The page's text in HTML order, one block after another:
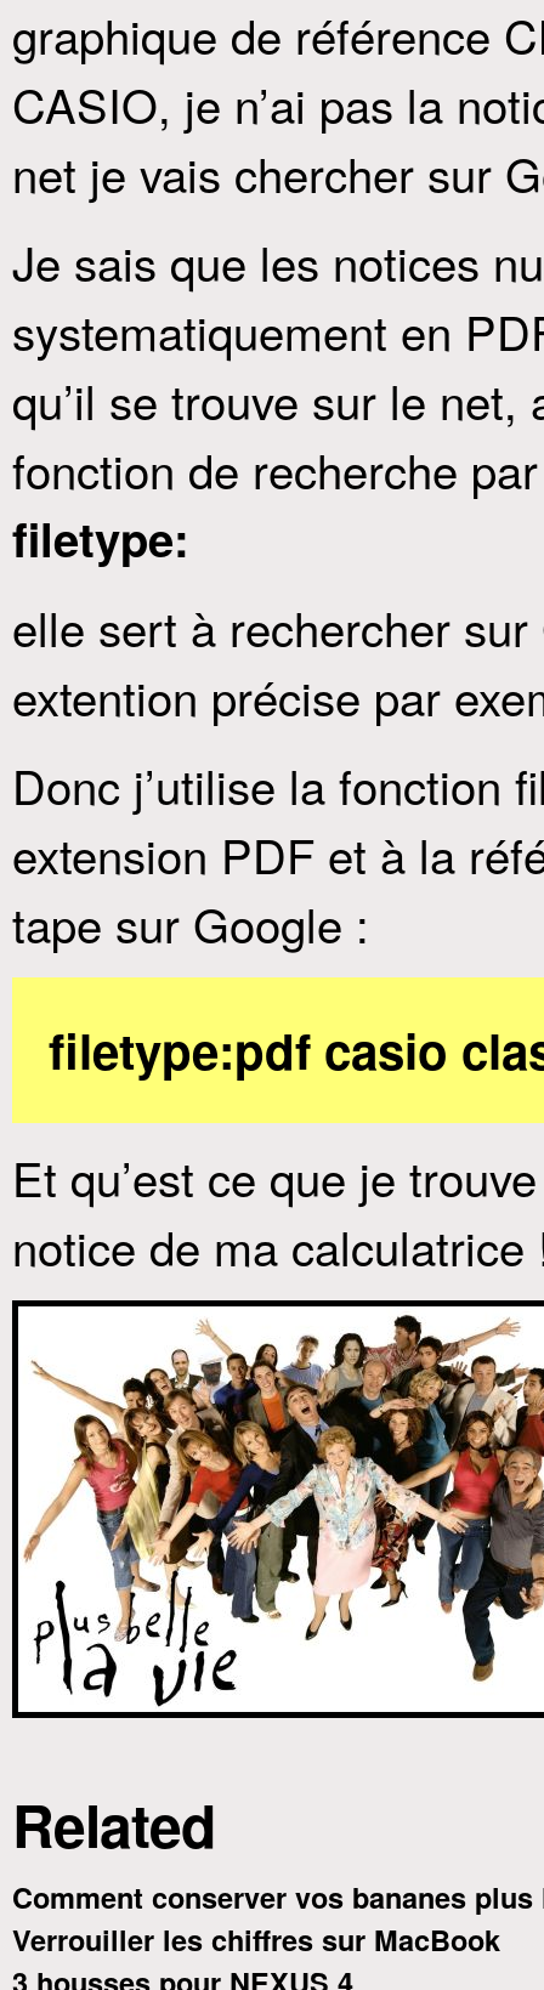
graphique de référence
CASIO, je n’ai pas la
net je vais chercher sur
Je sais que les notices
systematiquement en
qu’il se trouve sur le
fonction de recherche
filetype:
elle sert à rechercher
extention précise par
Donc j’utilise la fonction
extension PDF et à la
tape sur Google :
filetype:pdf casio
Et qu’est ce que je
notice de ma
Related
Comment conserver vos bananes
Verrouiller les chiffres sur MacBook